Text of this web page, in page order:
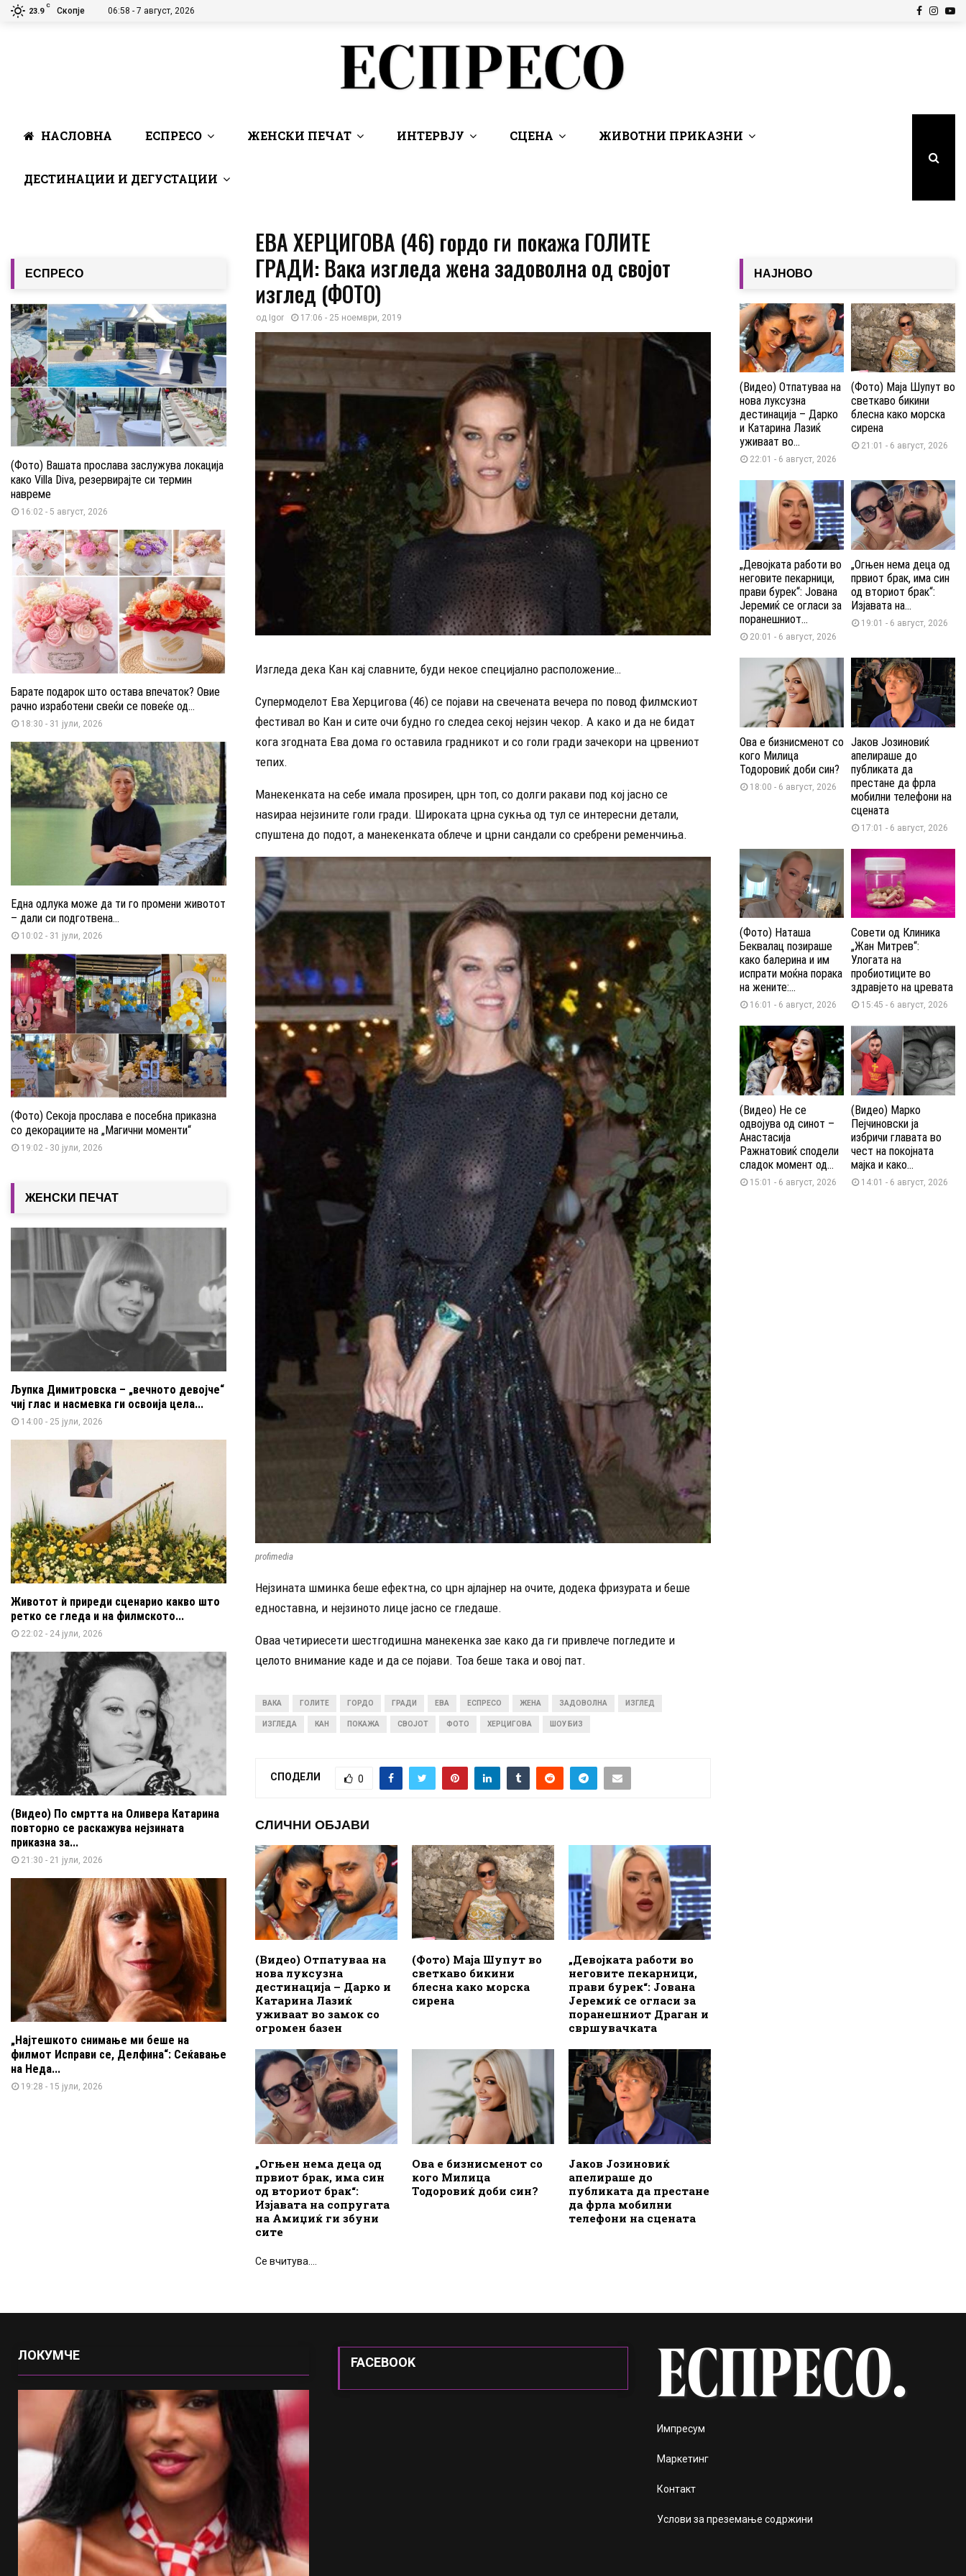
23.9
C
Скопје 06:58 - 7 август, 2026 Facebook
НАСЛОВНА ЕСПРЕСО ЖЕНСКИ ПЕЧАТ ИНТЕРВЈУ СЦЕНА ЖИВОТНИ ПРИКАЗНИ
ДЕСТИНАЦИИ И ДЕГУСТАЦИИ
ЕВА ХЕРЦИГОВА (46) гордо ги покажа ГОЛИТЕ
ГРАДИ: Вака изгледа жена задоволна од својот
изглед (ФОТО)
од Igor 17:06 - 25 ноември, 2019
Изгледа дека Кан кај славните, буди некое специјално расположение…
Супермоделот Ева Херцигова (46) се појави на свечената вечера по повод филмскиот
фестивал во Кан и сите очи будно го следеа секој нејзин чекор. А како и да не бидат
кога згодната Ева дома го оставила градникот и со голи гради зачекори на црвениот
тепих.
Манекенката на себе имала проѕирен, црн топ, со долги ракави под кој јасно се
наѕираа нејзините голи гради. Широката црна сукња од тул се интересни детали,
спуштена до подот, а манекенката облече и црни сандали со сребрени ременчиња.
profimedia
Нејзината шминка беше ефектна, со црн ајлајнер на очите, додека фризурата и беше
едноставна, и нејзиното лице јасно се гледаше.
Оваа четириесети шестгодишна манекенка зае како да ги привлече погледите и
целото внимание каде и да се појави. Тоа беше така и овој пат.
ВАКА ГОЛИТЕ ГОРДО ГРАДИ ЕВА ЕСПРЕСО ЖЕНА ЗАДОВОЛНА ИЗГЛЕД
ИЗГЛЕДА КАН ПОКАЖА СВОЈОТ ФОТО ХЕРЦИГОВА ШОУ БИЗ
СПОДЕЛИ 0
СЛИЧНИ ОБЈАВИ
(Видео) Отпатуваа на
нова луксузна
дестинација – Дарко и
Катарина Лазиќ
уживаат во замок со
огромен базен
(Фото) Маја Шупут во
светкаво бикини
блесна како морска
сирена
„Девојката работи во
неговите пекарници,
прави бурек“: Јована
Јеремиќ се огласи за
поранешниот Драган и
свршувачката
„Огњен нема деца од
првиот брак, има син
од вториот брак“:
Изјавата на сопругата
на Амиџиќ ги збуни
сите
Ова е бизнисменот со
кого Милица
Тодоровиќ доби син?
Јаков Јозиновиќ
апелираше до
публиката да престане
да фрла мобилни
телефони на сцената
Се вчитува....
ЕСПРЕСО
(Фото) Вашата прослава заслужува локација
како Villa Diva, резервирајте си термин
навреме
16:02 - 5 август, 2026
Барате подарок што остава впечаток? Овие
рачно изработени свеќи се повеќе од...
18:30 - 31 јули, 2026
Една одлука може да ти го промени животот
– дали си подготвена...
10:02 - 31 јули, 2026
(Фото) Секоја прослава е посебна приказна
со декорациите на „Магични моменти“
19:02 - 30 јули, 2026
ЖЕНСКИ ПЕЧАТ
Љупка Димитровска – „вечното девојче“
чиј глас и насмевка ги освоија цела...
14:00 - 25 јули, 2026
Животот ѝ приреди сценарио какво што
ретко се гледа и на филмското...
22:02 - 24 јули, 2026
(Видео) По смртта на Оливера Катарина
повторно се раскажува нејзината
приказна за...
21:30 - 21 јули, 2026
„Најтешкото снимање ми беше на
филмот Исправи се, Делфина“: Сеќавање
на Неда...
19:28 - 15 јули, 2026
НАЈНОВО
(Видео) Отпатуваа на
нова луксузна
дестинација – Дарко
и Катарина Лазиќ
уживаат во...
22:01 - 6 август, 2026
(Фото) Маја Шупут во
светкаво бикини
блесна како морска
сирена
21:01 - 6 август, 2026
„Девојката работи во
неговите пекарници,
прави бурек“: Јована
Јеремиќ се огласи за
поранешниот...
20:01 - 6 август, 2026
„Огњен нема деца од
првиот брак, има син
од вториот брак“:
Изјавата на...
19:01 - 6 август, 2026
Ова е бизнисменот со
кого Милица
Тодоровиќ доби син?
18:00 - 6 август, 2026
Јаков Јозиновиќ
апелираше до
публиката да
престане да фрла
мобилни телефони на
сцената
17:01 - 6 август, 2026
(Фото) Наташа
Беквалац позираше
како балерина и им
испрати моќна порака
на жените:...
16:01 - 6 август, 2026
Совети од Клиника
„Жан Митрев“:
Улогата на
пробиотиците во
здравјето на цревата
15:45 - 6 август, 2026
(Видео) Не се
одвојува од синот –
Анастасија
Ражнатовиќ сподели
сладок момент од...
15:01 - 6 август, 2026
(Видео) Марко
Пејчиновски ја
избричи главата во
чест на покојната
мајка и како...
14:01 - 6 август, 2026
ЛОКУМЧЕ FACEBOOK
Импресум
Маркетинг
Контакт
Услови за преземање содржини